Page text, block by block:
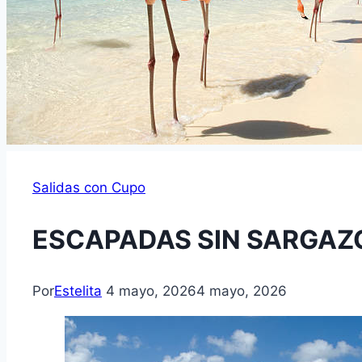
Salidas con Cupo
ESCAPADAS SIN
PorEstelita 4 mayo, 20264 mayo, 2026